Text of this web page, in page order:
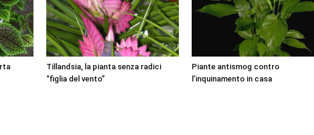
Tillandsia, la pianta senza radici
“figlia del vento”
Piante antismog contro
l’inquinamento in casa